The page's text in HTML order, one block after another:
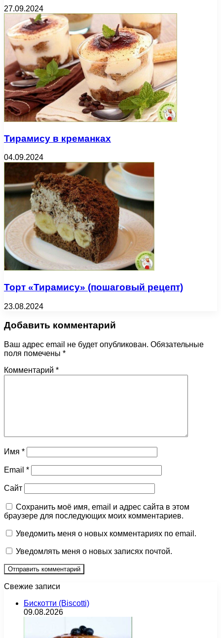
27.09.2024
Тирамису в креманках
04.09.2024
Торт «Тирамису» (пошаговый рецепт)
23.08.2024
Добавить комментарий
Ваш адрес email не будет опубликован. Обязательные
поля помечены *
Комментарий *
Имя *
Email *
Сайт
Сохранить моё имя, email и адрес сайта в этом
браузере для последующих моих комментариев.
Уведомить меня о новых комментариях по email.
Уведомлять меня о новых записях почтой.
Свежие записи
Бискотти (Biscotti)
09.08.2026